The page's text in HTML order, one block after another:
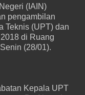
(IAIN)
pengambilan
Teknis (UPT) dan
di Ruang
(28/01).
Kepala UPT